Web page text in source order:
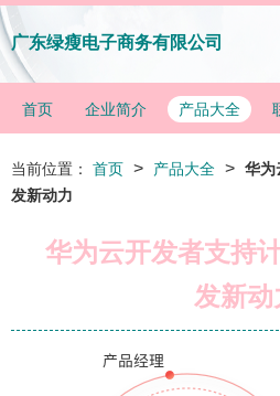
广东绿瘦电子商务有限公司
首页 企业简介 产品大全
当前位置： 首页 > 产品大全 > 华为
发新动力
华为云开发者支持
发新动